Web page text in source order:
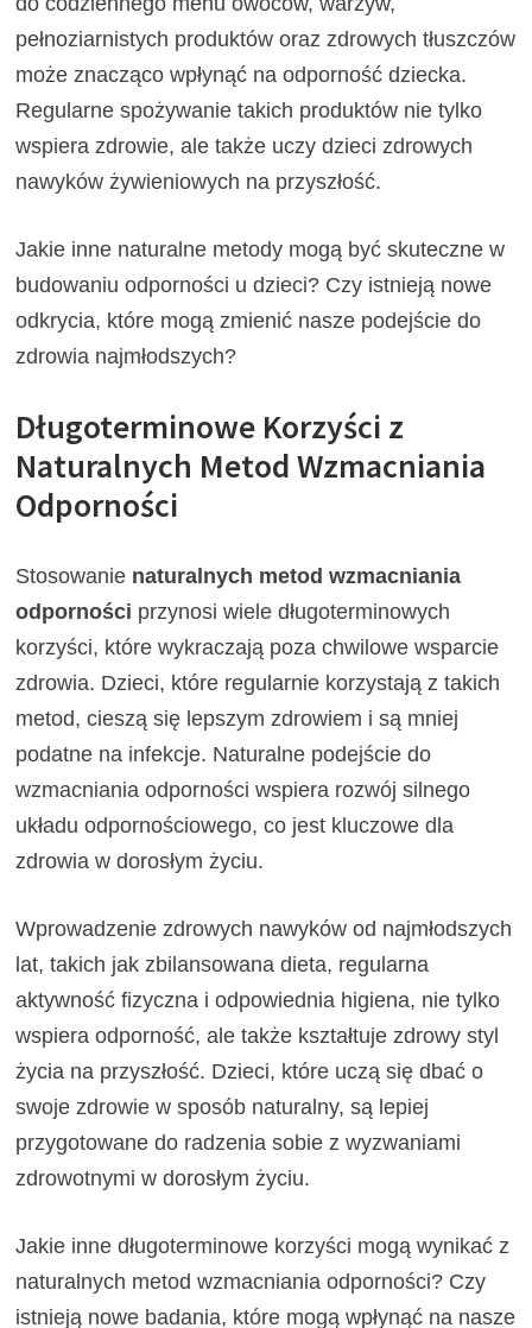
pełnoziarnistych produktów oraz zdrowych tłuszczów
może znacząco wpłynąć na odporność dziecka.
Regularne spożywanie takich produktów nie tylko
wspiera zdrowie, ale także uczy dzieci zdrowych
nawyków żywieniowych na przyszłość.
Jakie inne naturalne metody mogą być skuteczne w
budowaniu odporności u dzieci? Czy istnieją nowe
odkrycia, które mogą zmienić nasze podejście do
zdrowia najmłodszych?
Długoterminowe Korzyści z
Naturalnych Metod Wzmacniania
Odporności
Stosowanie naturalnych metod wzmacniania
odporności przynosi wiele długoterminowych
korzyści, które wykraczają poza chwilowe wsparcie
zdrowia. Dzieci, które regularnie korzystają z takich
metod, cieszą się lepszym zdrowiem i są mniej
podatne na infekcje. Naturalne podejście do
wzmacniania odporności wspiera rozwój silnego
układu odpornościowego, co jest kluczowe dla
zdrowia w dorosłym życiu.
Wprowadzenie zdrowych nawyków od najmłodszych
lat, takich jak zbilansowana dieta, regularna
aktywność fizyczna i odpowiednia higiena, nie tylko
wspiera odporność, ale także kształtuje zdrowy styl
życia na przyszłość. Dzieci, które uczą się dbać o
swoje zdrowie w sposób naturalny, są lepiej
przygotowane do radzenia sobie z wyzwaniami
zdrowotnymi w dorosłym życiu.
Jakie inne długoterminowe korzyści mogą wynikać z
naturalnych metod wzmacniania odporności? Czy
istnieją nowe badania, które mogą wpłynąć na nasze